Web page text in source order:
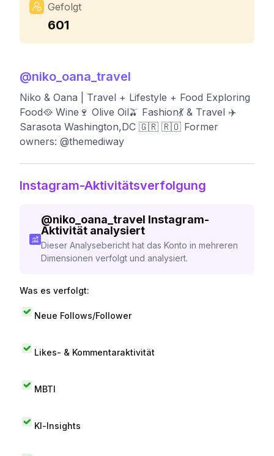
Gefolgt
601
@niko_oana_travel
Niko & Oana | Travel + Lifestyle + Food Exploring
Food🥘 Wine🍷 Olive Oil🫒 Fashion💃 & Travel ✈️
Sarasota Washington,DC 🇬🇷 🇷🇴 Former
owners: @themediway
Instagram-Aktivitätsverfolgung
@niko_oana_travel Instagram-
Aktivität analysiert
Dieser Analysebericht hat das Konto in mehreren
Dimensionen verfolgt und analysiert.
Was es verfolgt:
Neue Follows/Follower
Likes- & Kommentaraktivität
MBTI
KI-Insights